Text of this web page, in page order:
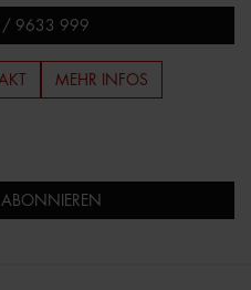
/ 9633 999
MEHR INFOS
ABONNIEREN